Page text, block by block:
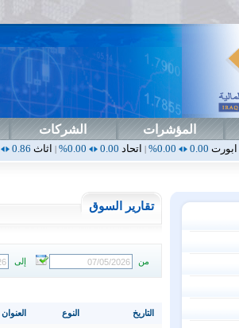
المؤشرات الشركات
0.00%
|اتحاد0.00
0.00%
|اثاث0.86
0.00%
|اثمار0.23
تقارير السوق
من إلى
العنوان النوع التاريخ